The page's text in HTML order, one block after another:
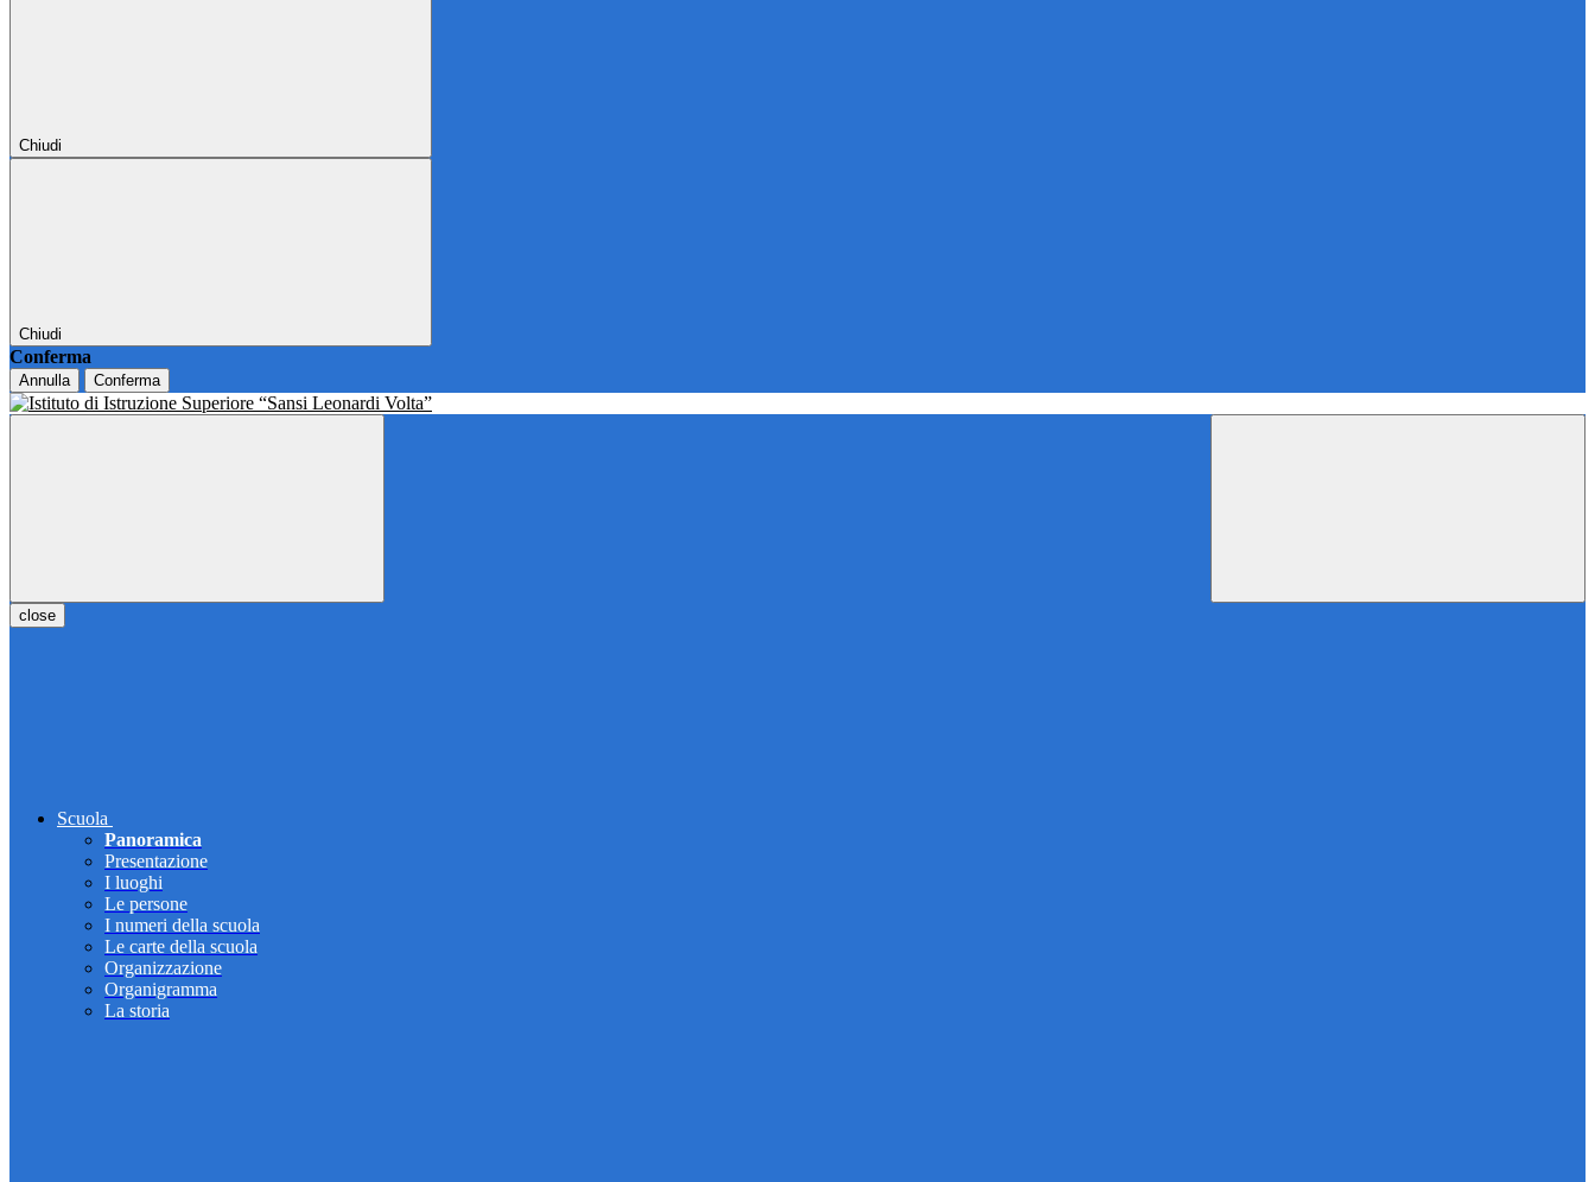
Chiudi
Chiudi
Conferma
Annulla Conferma
close
Scuola
Panoramica
Presentazione
I luoghi
Le persone
I numeri della scuola
Le carte della scuola
Organizzazione
Organigramma
La storia